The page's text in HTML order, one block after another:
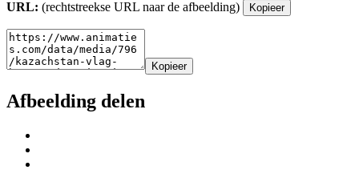
URL: (rechtstreekse URL naar de afbeelding) Kopieer
Kopieer
Afbeelding delen